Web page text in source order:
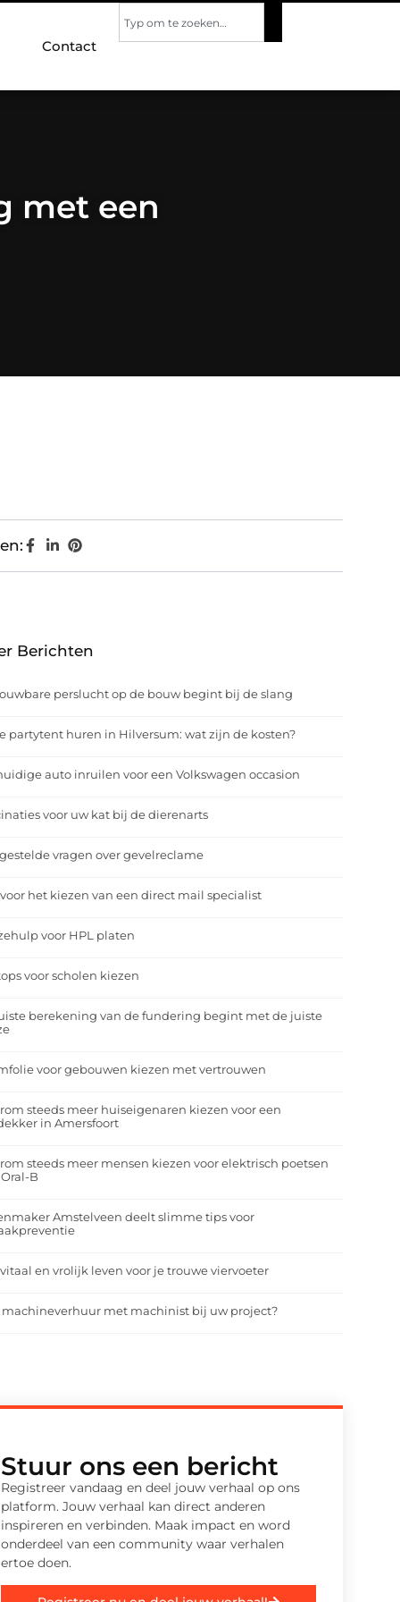
Contact
met een
Berichten
perslucht op de bouw begint bij de slang
partytent huren in Hilversum: wat zijn de kosten?
auto inruilen voor een Volkswagen occasion
voor uw kat bij de dierenarts
vragen over gevelreclame
voor het kiezen van een direct mail specialist
voor HPL platen
voor scholen kiezen
berekening van de fundering begint met de juiste
voor gebouwen kiezen met vertrouwen
steeds meer huiseigenaren kiezen voor een
in Amersfoort
steeds meer mensen kiezen voor elektrisch poetsen
B
Amstelveen deelt slimme tips voor
en vrolijk leven voor je trouwe viervoeter
machineverhuur met machinist bij uw project?
Stuur ons een bericht
Registreer vandaag en deel jouw verhaal op ons
platform. Jouw verhaal kan direct anderen
inspireren en verbinden. Maak impact en word
onderdeel van een community waar verhalen
ertoe doen.